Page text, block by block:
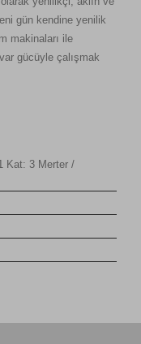
gün kendine yenilik
makinaları ile
gücüyle çalışmak
Kat: 3 Merter /